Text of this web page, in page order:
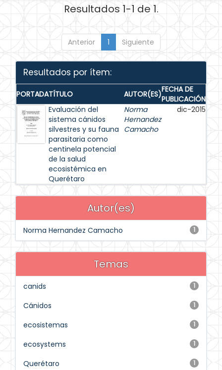
Resultados 1-1 de 1.
Anterior 1 Siguiente
Resultados por ítem:
PORTADATÍTULO AUTOR(ES)FECHA DE
PUBLICACIÓN
Evaluación del
sistema cánidos
silvestres y su fauna
parasitaria como
centinela potencial
de la salud
ecosistémica en
Querétaro
Norma
Hernandez
Camacho
dic-2015
Autor(es)
1
Norma Hernandez Camacho
Temas
1
canids
1
Cánidos
1
ecosistemas
1
ecosystems
1
Querétaro